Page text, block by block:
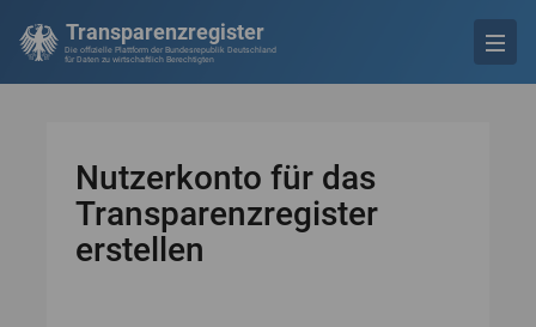
Transparenzregister
Die offizielle Plattform der Bundesrepublik Deutschland
für Daten zu wirtschaftlich Berechtigten
Nutzerkonto für das
Transparenzregister
erstellen